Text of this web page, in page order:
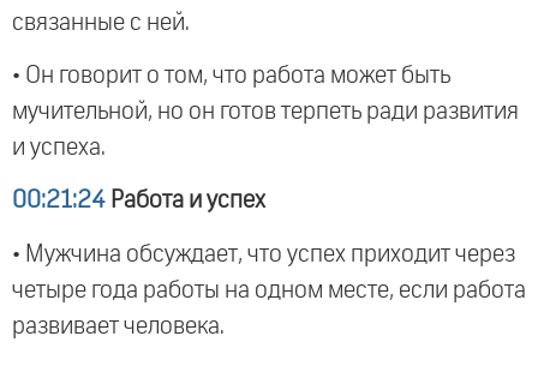
связанные с ней.
• Он говорит о том, что работа может быть
мучительной, но он готов терпеть ради развития
и успеха.
00:21:24 Работа и успех
• Мужчина обсуждает, что успех приходит через
четыре года работы на одном месте, если работа
развивает человека.